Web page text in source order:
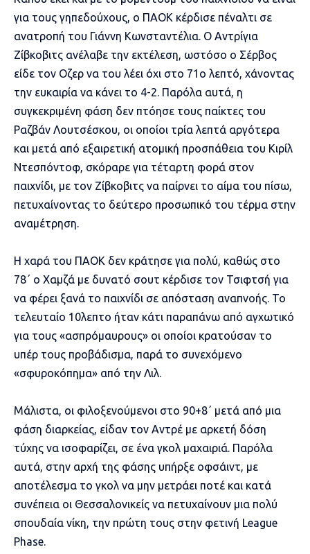
για τους γηπεδούχους, ο ΠΑΟΚ κέρδισε πέναλτι σε
ανατροπή του Γιάννη Κωνσταντέλια. Ο Αντρίγια
Ζίβκοβιτς ανέλαβε την εκτέλεση, ωστόσο ο Σέρβος
είδε τον Οζερ να του λέει όχι στο 71ο λεπτό, χάνοντας
την ευκαιρία να κάνει το 4-2. Παρόλα αυτά, η
συγκεκριμένη φάση δεν πτόησε τους παίκτες του
Ραζβάν Λουτσέσκου, οι οποίοι τρία λεπτά αργότερα
και μετά από εξαιρετική ατομική προσπάθεια του Κιρίλ
Ντεσπόντοφ, σκόραρε για τέταρτη φορά στον
παιχνίδι, με τον Ζίβκοβιτς να παίρνει το αίμα του πίσω,
πετυχαίνοντας το δεύτερο προσωπικό του τέρμα στην
αναμέτρηση.
Η χαρά του ΠΑΟΚ δεν κράτησε για πολύ, καθώς στο
78΄ ο Χαμζά με δυνατό σουτ κέρδισε τον Τσιφτσή για
να φέρει ξανά το παιχνίδι σε απόσταση αναπνοής. Το
τελευταίο 10λεπτο ήταν κάτι παραπάνω από αγχωτικό
για τους «ασπρόμαυρους» οι οποίοι κρατούσαν το
υπέρ τους προβάδισμα, παρά το συνεχόμενο
«σφυροκόπημα» από την Λιλ.
Μάλιστα, οι φιλοξενούμενοι στο 90+8΄ μετά από μια
φάση διαρκείας, είδαν τον Αντρέ με αρκετή δόση
τύχης να ισοφαρίζει, σε ένα γκολ μαχαιριά. Παρόλα
αυτά, στην αρχή της φάσης υπήρξε οφσάιντ, με
αποτέλεσμα το γκολ να μην μετράει ποτέ και κατά
συνέπεια οι Θεσσαλονικείς να πετυχαίνουν μια πολύ
σπουδαία νίκη, την πρώτη τους στην φετινή League
Phase.